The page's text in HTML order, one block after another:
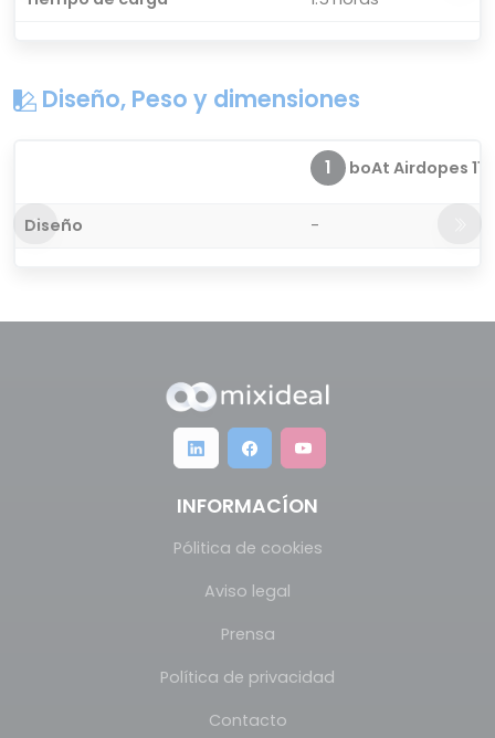
Diseño, Peso y dimensiones
1 boAt Airdopes 115
Diseño -
INFORMACÍON
Pólitica de cookies
Aviso legal
Prensa
Política de privacidad
Contacto